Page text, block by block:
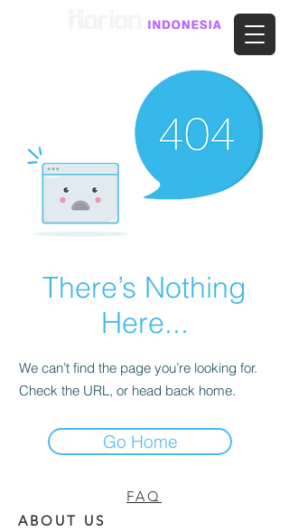
There’s Nothing
Here...
We can’t find the page you’re looking for.
Check the URL, or head back home.
Go Home
FAQ
ABOUT US